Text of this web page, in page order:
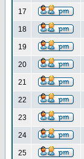
17
18
19
20
21
22
23
24
25